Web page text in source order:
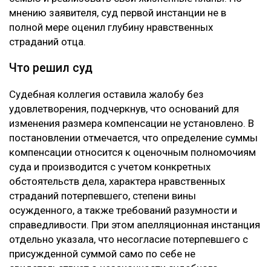
последствий трагедии. Отец погибшей просил
взыскать с осужденного 100 миллионов тенге. В
жалобе указывалось, что Пак, находясь в состоянии
алкогольного опьянения, грубо нарушил правила
дорожного движения, выехал на встречную полосу и
человека, включая единственную дочь заявителя.
Кроме того, потерпевший обращал внимание суда на
то, что девушка погибла в 20 лет, не успев создать
семью и реализовать свои жизненные планы. По
мнению заявителя, суд первой инстанции не в
полной мере оценил глубину нравственных
страданий отца.
Что решил суд
Судебная коллегия оставила жалобу без
удовлетворения, подчеркнув, что оснований для